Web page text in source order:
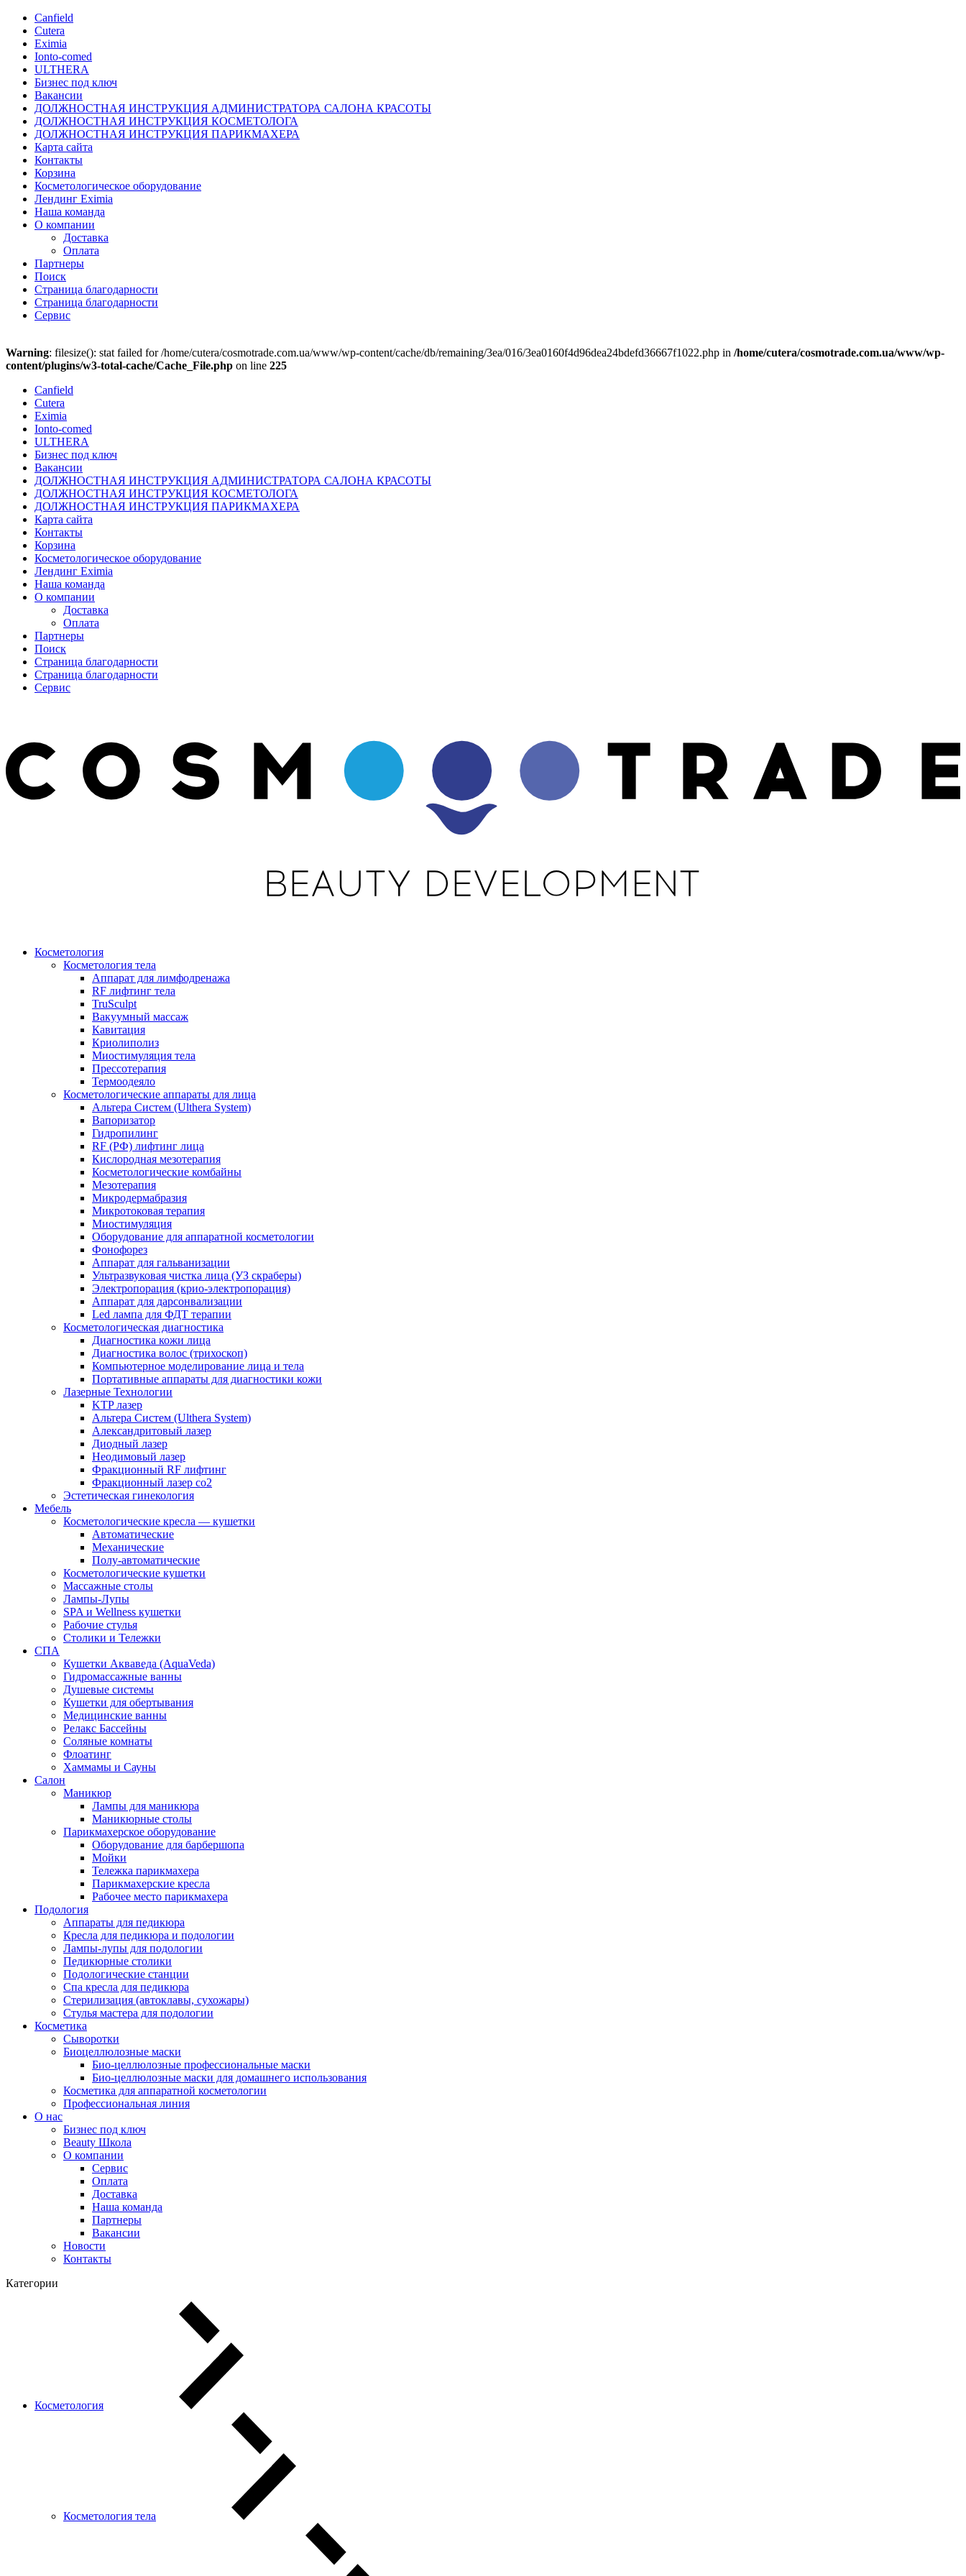
Canfield
Cutera
Eximia
Ionto-comed
ULTHERA
Бизнес под ключ
Вакансии
ДОЛЖНОСТНАЯ ИНСТРУКЦИЯ АДМИНИСТРАТОРА САЛОНА КРАСОТЫ
ДОЛЖНОСТНАЯ ИНСТРУКЦИЯ КОСМЕТОЛОГА
ДОЛЖНОСТНАЯ ИНСТРУКЦИЯ ПАРИКМАХЕРА
Карта сайта
Контакты
Корзина
Косметологическое оборудование
Лендинг Eximia
Наша команда
О компании
Доставка
Оплата
Партнеры
Поиск
Страница благодарности
Страница благодарности
Сервис
Warning: filesize(): stat failed for /home/cutera/cosmotrade.com.ua/www/wp-content/cache/db/remaining/3ea/016/3ea0160f4d96dea24bdefd36667f1022.php in /home/cutera/cosmotrade.com.ua/www/wp-
content/plugins/w3-total-cache/Cache_File.php on line 225
Canfield
Cutera
Eximia
Ionto-comed
ULTHERA
Бизнес под ключ
Вакансии
ДОЛЖНОСТНАЯ ИНСТРУКЦИЯ АДМИНИСТРАТОРА САЛОНА КРАСОТЫ
ДОЛЖНОСТНАЯ ИНСТРУКЦИЯ КОСМЕТОЛОГА
ДОЛЖНОСТНАЯ ИНСТРУКЦИЯ ПАРИКМАХЕРА
Карта сайта
Контакты
Корзина
Косметологическое оборудование
Лендинг Eximia
Наша команда
О компании
Доставка
Оплата
Партнеры
Поиск
Страница благодарности
Страница благодарности
Сервис
Косметология
Косметология тела
Аппарат для лимфодренажа
RF лифтинг тела
TruSculpt
Вакуумный массаж
Кавитация
Криолиполиз
Миостимуляция тела
Прессотерапия
Термоодеяло
Косметологические аппараты для лица
Альтера Систем (Ulthera System)
Вапоризатор
Гидропилинг
RF (РФ) лифтинг лица
Кислородная мезотерапия
Косметологические комбайны
Мезотерапия
Микродермабразия
Микротоковая терапия
Миостимуляция
Оборудование для аппаратной косметологии
Фонофорез
Аппарат для гальванизации
Ультразвуковая чистка лица (УЗ скраберы)
Электропорация (крио-электропорация)
Аппарат для дарсонвализации
Led лампа для ФДТ терапии
Косметологическая диагностика
Диагностика кожи лица
Диагностика волос (трихоскоп)
Компьютерное моделирование лица и тела
Портативные аппараты для диагностики кожи
Лазерные Технологии
KTP лазер
Альтера Систем (Ulthera System)
Александритовый лазер
Диодный лазер
Неодимовый лазер
Фракционный RF лифтинг
Фракционный лазер со2
Эстетическая гинекология
Мебель
Косметологические кресла — кушетки
Автоматические
Механические
Полу-автоматические
Косметологические кушетки
Массажные столы
Лампы-Лупы
SPA и Wellness кушетки
Рабочие стулья
Столики и Тележки
СПА
Кушетки Акваведа (AquaVeda)
Гидромассажные ванны
Душевые системы
Кушетки для обертывания
Медицинские ванны
Релакс Бассейны
Соляные комнаты
Флоатинг
Хаммамы и Сауны
Салон
Маникюр
Лампы для маникюра
Маникюрные столы
Парикмахерское оборудование
Оборудование для барбершопа
Мойки
Тележка парикмахера
Парикмахерские кресла
Рабочее место парикмахера
Подология
Аппараты для педикюра
Кресла для педикюра и подологии
Лампы-лупы для подологии
Педикюрные столики
Подологические станции
Спа кресла для педикюра
Стерилизация (автоклавы, сухожары)
Стулья мастера для подологии
Косметика
Сыворотки
Биоцеллюлозные маски
Био-целлюлозные профессиональные маски
Био-целлюлозные маски для домашнего использования
Косметика для аппаратной косметологии
Профессиональная линия
О нас
Бизнес под ключ
Beauty Школа
О компании
Сервис
Оплата
Доставка
Наша команда
Партнеры
Вакансии
Новости
Контакты
Категории
Косметология
Косметология тела